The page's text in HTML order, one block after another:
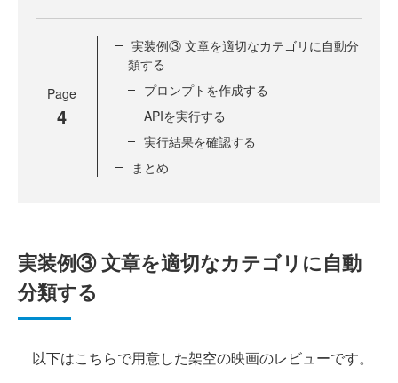
Page
4
実装例③ 文章を適切なカテゴリに自動分
類する
プロンプトを作成する
APIを実行する
実行結果を確認する
まとめ
実装例③ 文章を適切なカテゴリに自動
分類する
以下はこちらで用意した架空の映画のレビューです。